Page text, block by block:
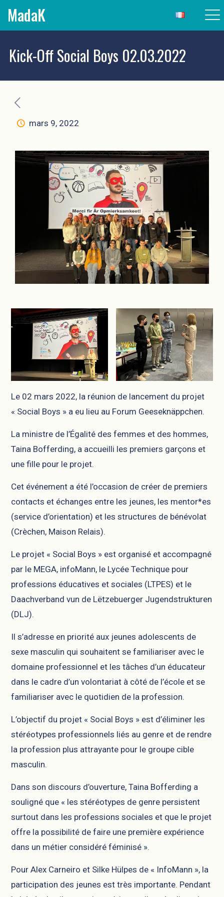
MadaK
Kick-Off Social Boys 02.03.2022
mars 9, 2022
Le 02 mars 2022, la réunion de lancement du projet
« Social Boys » a eu lieu au Forum Geeseknäppchen.
La ministre de l’Égalité des femmes et des hommes,
Taina Bofferding, a accueilli les premiers garçons et
une fille pour le projet.
Cet événement a été l’occasion de créer de premiers
contacts et échanges entre les jeunes, les mentor*es
(service d’orientation) et les structures de bénévolat
(Crèchen, Maison Relais).
Le projet « Social Boys » est organisé et accompagné
par le MEGA, infoMann, le Lycée Technique pour
professions éducatives et sociales (LTPES) et le
Daachverband vun de Lëtzebuerger Jugendstrukturen
(DLJ).
Il s’adresse en priorité aux jeunes adolescents de
sexe masculin qui souhaitent se familiariser avec le
domaine professionnel et les tâches d’un éducateur
dans le cadre d’un volontariat à côté de l’école et se
familiariser avec le quotidien de la profession.
L’objectif du projet « Social Boys » est d’éliminer les
stéréotypes professionnels liés au genre et de rendre
la profession plus attrayante pour le groupe cible
masculin.
Dans son discours d’ouverture, Taina Bofferding a
souligné que « les stéréotypes de genre persistent
surtout dans les professions sociales et que le projet
offre la possibilité de faire une première expérience
dans un métier considéré féminisé ».
Pour Alex Carneiro et Silke Hülpes de « InfoMann », la
participation des jeunes est très importante. Pendant